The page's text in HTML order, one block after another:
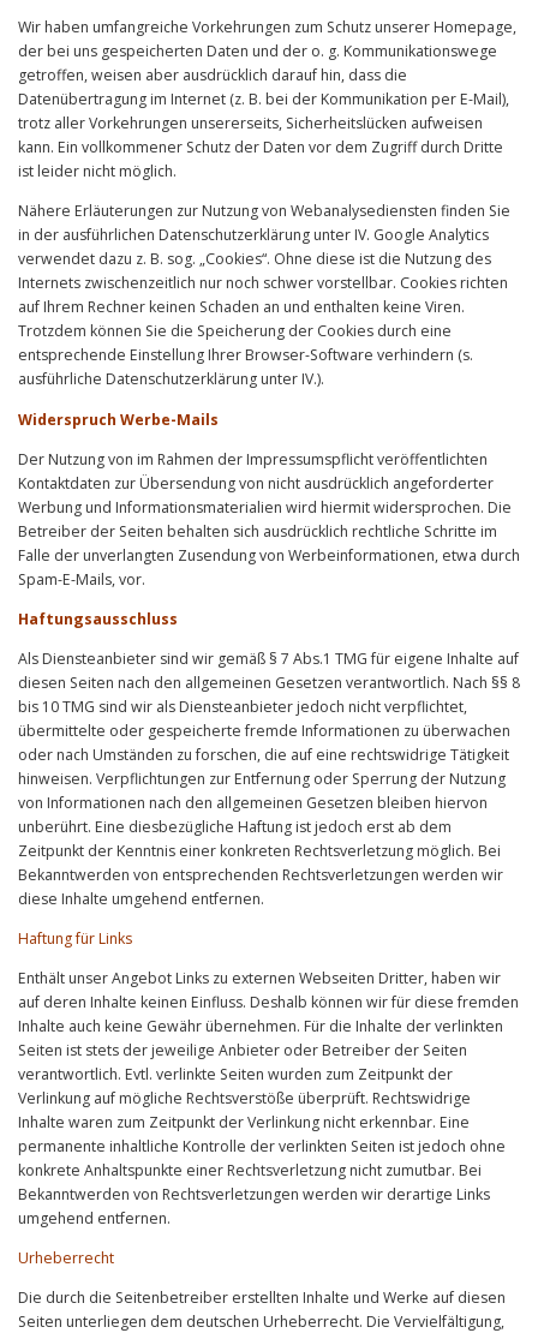
Wir haben umfangreiche Vorkehrungen zum Schutz unserer Homepage,
der bei uns gespeicherten Daten und der o. g. Kommunikationswege
getroffen, weisen aber ausdrücklich darauf hin, dass die
Datenübertragung im Internet (z. B. bei der Kommunikation per E-Mail),
trotz aller Vorkehrungen unsererseits, Sicherheitslücken aufweisen
kann. Ein vollkommener Schutz der Daten vor dem Zugriff durch Dritte
ist leider nicht möglich.
Nähere Erläuterungen zur Nutzung von Webanalysediensten finden Sie
in der ausführlichen Datenschutzerklärung unter IV. Google Analytics
verwendet dazu z. B. sog. „Cookies“. Ohne diese ist die Nutzung des
Internets zwischenzeitlich nur noch schwer vorstellbar. Cookies richten
auf Ihrem Rechner keinen Schaden an und enthalten keine Viren.
Trotzdem können Sie die Speicherung der Cookies durch eine
entsprechende Einstellung Ihrer Browser-Software verhindern (s.
ausführliche Datenschutzerklärung unter IV.).
Widerspruch Werbe-Mails
Der Nutzung von im Rahmen der Impressumspflicht veröffentlichten
Kontaktdaten zur Übersendung von nicht ausdrücklich angeforderter
Werbung und Informationsmaterialien wird hiermit widersprochen. Die
Betreiber der Seiten behalten sich ausdrücklich rechtliche Schritte im
Falle der unverlangten Zusendung von Werbeinformationen, etwa durch
Spam-E-Mails, vor.
Haftungsausschluss
Als Diensteanbieter sind wir gemäß § 7 Abs.1 TMG für eigene Inhalte auf
diesen Seiten nach den allgemeinen Gesetzen verantwortlich. Nach §§ 8
bis 10 TMG sind wir als Diensteanbieter jedoch nicht verpflichtet,
übermittelte oder gespeicherte fremde Informationen zu überwachen
oder nach Umständen zu forschen, die auf eine rechtswidrige Tätigkeit
hinweisen. Verpflichtungen zur Entfernung oder Sperrung der Nutzung
von Informationen nach den allgemeinen Gesetzen bleiben hiervon
unberührt. Eine diesbezügliche Haftung ist jedoch erst ab dem
Zeitpunkt der Kenntnis einer konkreten Rechtsverletzung möglich. Bei
Bekanntwerden von entsprechenden Rechtsverletzungen werden wir
diese Inhalte umgehend entfernen.
Haftung für Links
Enthält unser Angebot Links zu externen Webseiten Dritter, haben wir
auf deren Inhalte keinen Einfluss. Deshalb können wir für diese fremden
Inhalte auch keine Gewähr übernehmen. Für die Inhalte der verlinkten
Seiten ist stets der jeweilige Anbieter oder Betreiber der Seiten
verantwortlich. Evtl. verlinkte Seiten wurden zum Zeitpunkt der
Verlinkung auf mögliche Rechtsverstöße überprüft. Rechtswidrige
Inhalte waren zum Zeitpunkt der Verlinkung nicht erkennbar. Eine
permanente inhaltliche Kontrolle der verlinkten Seiten ist jedoch ohne
konkrete Anhaltspunkte einer Rechtsverletzung nicht zumutbar. Bei
Bekanntwerden von Rechtsverletzungen werden wir derartige Links
umgehend entfernen.
Urheberrecht
Die durch die Seitenbetreiber erstellten Inhalte und Werke auf diesen
Seiten unterliegen dem deutschen Urheberrecht. Die Vervielfältigung,